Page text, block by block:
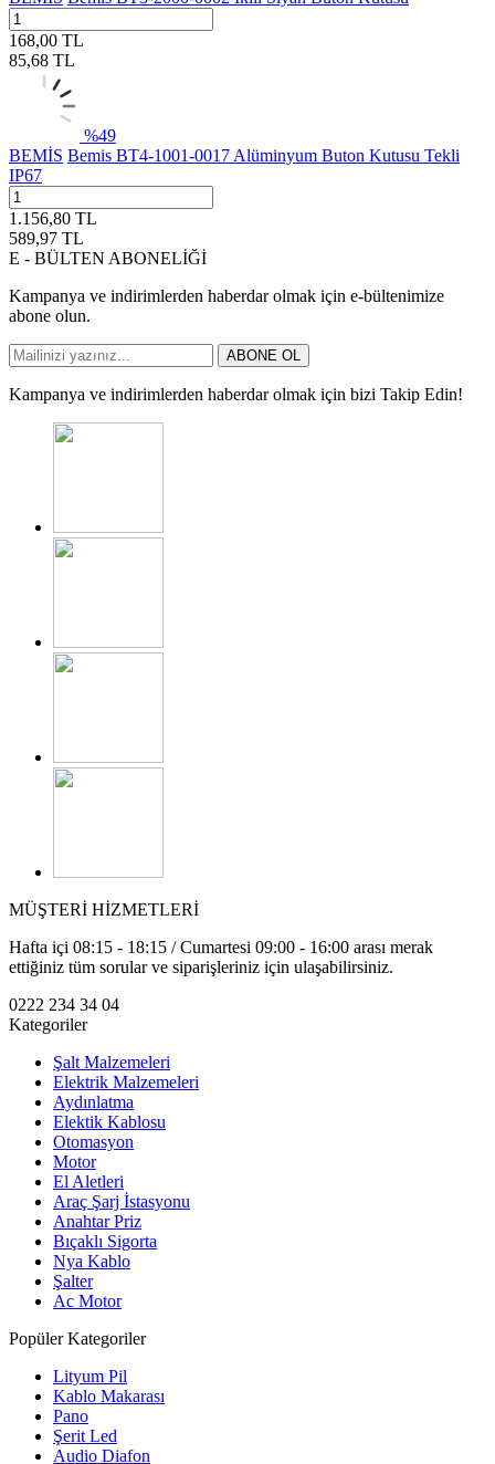
168,00 TL
85,68 TL
%49
BEMİS Bemis BT4-1001-0017 Alüminyum Buton Kutusu Tekli
IP67
1.156,80 TL
589,97 TL
E - BÜLTEN ABONELİĞİ
Kampanya ve indirimlerden haberdar olmak için e-bültenimize
abone olun.
ABONE OL
Kampanya ve indirimlerden haberdar olmak için bizi Takip Edin!
MÜŞTERİ HİZMETLERİ
Hafta içi 08:15 - 18:15 / Cumartesi 09:00 - 16:00 arası merak
ettiğiniz tüm sorular ve siparişleriniz için ulaşabilirsiniz.
0222 234 34 04
Kategoriler
Şalt Malzemeleri
Elektrik Malzemeleri
Aydınlatma
Elektik Kablosu
Otomasyon
Motor
El Aletleri
Araç Şarj İstasyonu
Anahtar Priz
Bıçaklı Sigorta
Nya Kablo
Şalter
Ac Motor
Popüler Kategoriler
Lityum Pil
Kablo Makarası
Pano
Şerit Led
Audio Diafon